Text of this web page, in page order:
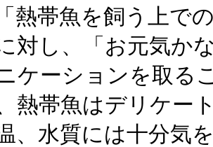
熱帯魚を飼う上で
対し、「お元気か
ケーションを取る
熱帯魚はデリケー
、水質には十分気